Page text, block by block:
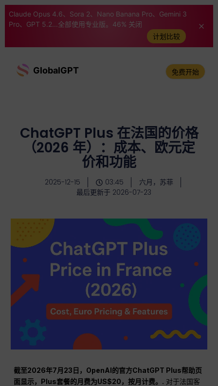
Claude Opus 4.6、Sora 2、Nano Banana Pro、Gemini 3
Pro、GPT 5.2...全部使用专业版。46% 关闭
计划比较
GlobalGPT 免费开始
ChatGPT Plus 在法国的价格
（2026 年）：成本、欧元定
价和功能
2025-12-15 03:45
六月，苏菲
最后更新于 2026-07-23
截至2026年7月23日，OpenAI的官方ChatGPT Plus帮助页
面显示，Plus套餐的月费为US$20，按月计费。. 对于法国客